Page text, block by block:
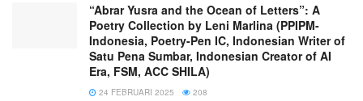
“Abrar Yusra and the Ocean of Letters”: A
Poetry Collection by Leni Marlina (PPIPM-
Indonesia, Poetry-Pen IC, Indonesian Writer of
Satu Pena Sumbar, Indonesian Creator of AI
Era, FSM, ACC SHILA)
24 FEBRUARI 2025 208